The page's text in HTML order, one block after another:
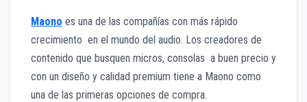
Maono es una de las compañías con más rápido
crecimiento en el mundo del audio. Los creadores de
contenido que busquen micros, consolas a buen precio y
con un diseño y calidad premium tiene a Maono como
una de las primeras opciones de compra.